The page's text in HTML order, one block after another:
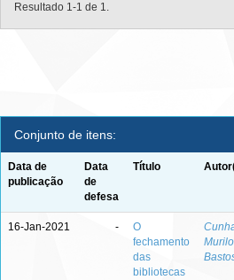
Resultado 1-1 de 1.
Conjunto de itens:
Data de
publicação
Data
de
defesa
Título
16-Jan-2021 -
O
fechamento
das
bibliotecas
Murilo